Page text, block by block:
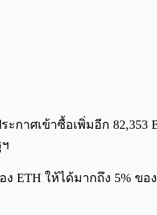
กาศเข้าซื้อเพิ่มอีก 82,353
ง ETH ให้ได้มากถึง 5% ข